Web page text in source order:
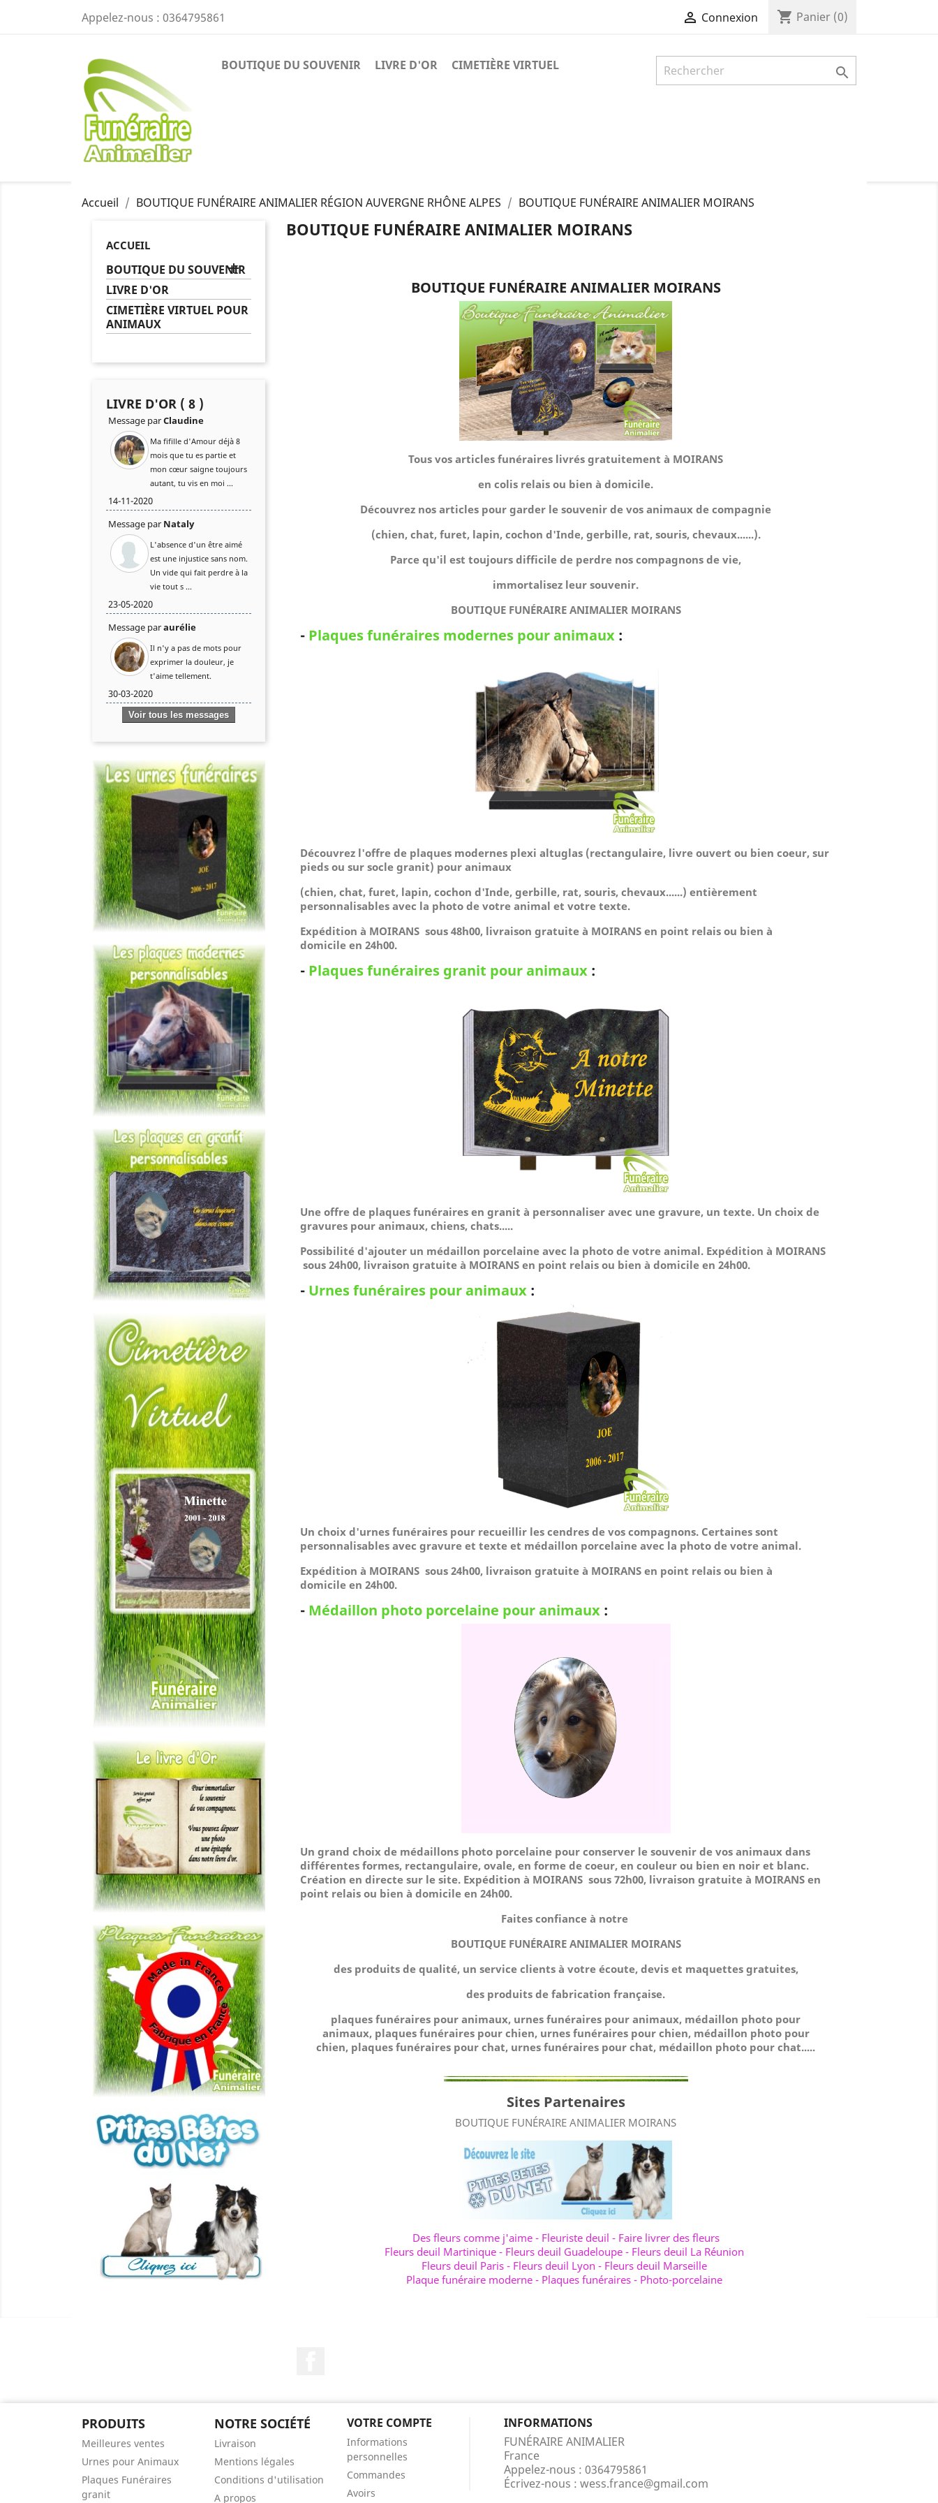
Appelez-nous : 0364795861  Connexion shopping_cart Panier (0)
BOUTIQUE DU SOUVENIR LIVRE D'OR CIMETIÈRE VIRTUEL 
Accueil BOUTIQUE FUNÉRAIRE ANIMALIER RÉGION AUVERGNE RHÔNE ALPES BOUTIQUE FUNÉRAIRE ANIMALIER MOIRANS
ACCUEIL
BOUTIQUE DU SOUVENIR

LIVRE D'OR
CIMETIÈRE VIRTUEL POUR
ANIMAUX
LIVRE D'OR ( 8 )
Message parClaudine
Ma fifille d'Amour déjà 8
mois que tu es partie et
mon cœur saigne toujours
autant, tu vis en moi ...
14-11-2020
Message par Nataly
L'absence d'un être aimé
est une injustice sans nom.
Un vide qui fait perdre à la
vie tout s ...
23-05-2020
Message paraurélie
Il n'y a pas de mots pour
exprimer la douleur, je
t'aime tellement.
30-03-2020
Voir tous les messages
BOUTIQUE FUNÉRAIRE ANIMALIER MOIRANS
BOUTIQUE FUNÉRAIRE ANIMALIER MOIRANS
Tous vos articles funéraires livrés gratuitement à MOIRANS
en colis relais ou bien à domicile.
Découvrez nos articles pour garder le souvenir de vos animaux de compagnie
(chien, chat, furet, lapin, cochon d'Inde, gerbille, rat, souris, chevaux......).
Parce qu'il est toujours difficile de perdre nos compagnons de vie,
immortalisez leur souvenir.
BOUTIQUE FUNÉRAIRE ANIMALIER MOIRANS
- Plaques funéraires modernes pour animaux:
Découvrez l'offre de plaques modernes plexi altuglas (rectangulaire, livre ouvert ou bien coeur, sur
pieds ou sur socle granit) pour animaux
(chien, chat, furet, lapin, cochon d'Inde, gerbille, rat, souris, chevaux......) entièrement
personnalisables avec la photo de votre animal et votre texte.
Expédition à MOIRANS sous 48h00, livraison gratuite à MOIRANS en point relais ou bien à
domicile en 24h00.
- Plaques funéraires granit pour animaux:
Une offre de plaques funéraires en granit à personnaliser avec une gravure, un texte. Un choix de
gravures pour animaux, chiens, chats.....
Possibilité d'ajouter un médaillon porcelaine avec la photo de votre animal. Expédition à MOIRANS
sous 24h00, livraison gratuite à MOIRANS en point relais ou bien à domicile en 24h00.
- Urnes funéraires pour animaux:
Un choix d'urnes funéraires pour recueillir les cendres de vos compagnons. Certaines sont
personnalisables avec gravure et texte et médaillon porcelaine avec la photo de votre animal.
Expédition à MOIRANS sous 24h00, livraison gratuite à MOIRANS en point relais ou bien à
domicile en 24h00.
- Médaillon photo porcelaine pour animaux:
Un grand choix de médaillons photo porcelaine pour conserver le souvenir de vos animaux dans
différentes formes, rectangulaire, ovale, en forme de coeur, en couleur ou bien en noir et blanc.
Création en directe sur le site. Expédition à MOIRANS sous 72h00, livraison gratuite à MOIRANS en
point relais ou bien à domicile en 24h00.
Faites confiance à notre
BOUTIQUE FUNÉRAIRE ANIMALIER MOIRANS
des produits de qualité, un service clients à votre écoute, devis et maquettes gratuites,
des produits de fabrication française.
plaques funéraires pour animaux, urnes funéraires pour animaux, médaillon photo pour
animaux, plaques funéraires pour chien, urnes funéraires pour chien, médaillon photo pour
chien, plaques funéraires pour chat, urnes funéraires pour chat, médaillon photo pour chat.....
Sites Partenaires
BOUTIQUE FUNÉRAIRE ANIMALIER MOIRANS
Des fleurs comme j'aime- Fleuriste deuil - Faire livrer des fleurs
Fleurs deuil Martinique - Fleurs deuil Guadeloupe - Fleurs deuil La Réunion
Fleurs deuil Paris - Fleurs deuil Lyon - Fleurs deuil Marseille
Plaque funéraire moderne - Plaques funéraires - Photo-porcelaine
PRODUITS
Meilleures ventes
Urnes pour Animaux
Plaques Funéraires
granit
NOTRE SOCIÉTÉ
Livraison
Mentions légales
Conditions d'utilisation
A propos
VOTRE COMPTE
Informations
personnelles
Commandes
Avoirs
INFORMATIONS
FUNÉRAIRE ANIMALIER
France
Appelez-nous : 0364795861
Écrivez-nous : wess.france@gmail.com